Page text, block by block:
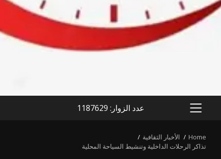
PRIMARY
عدد الزوار: 1187629
Home
الأخبار الثقافية
تذاكر الرحلات الداخلية وتنشيط السياحة المحلية